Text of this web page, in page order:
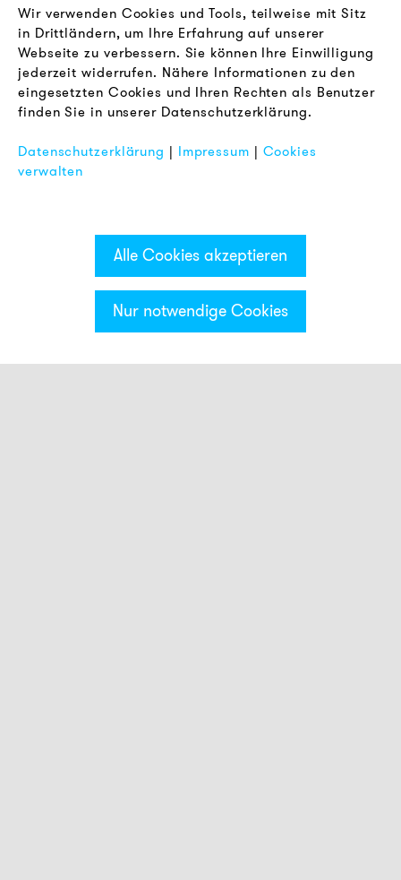
Newsletter
RECHTLICHES
AGB
Datenschutz
FAQ
Wir verwenden Cookies und Tools, teilweise mit Sitz
in Drittländern, um Ihre Erfahrung auf unserer
Webseite zu verbessern. Sie können Ihre Einwilligung
jederzeit widerrufen. Nähere Informationen zu den
eingesetzten Cookies und Ihren Rechten als Benutzer
finden Sie in unserer Datenschutzerklärung.
Datenschutzerklärung | Impressum | Cookies
verwalten
Alle Cookies akzeptieren
Nur notwendige Cookies